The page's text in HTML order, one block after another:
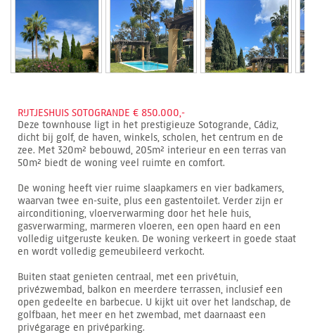
RIJTJESHUIS SOTOGRANDE € 850.000,-
Deze townhouse ligt in het prestigieuze Sotogrande, Cádiz,
dicht bij golf, de haven, winkels, scholen, het centrum en de
zee. Met 320m² bebouwd, 205m² interieur en een terras van
50m² biedt de woning veel ruimte en comfort.
De woning heeft vier ruime slaapkamers en vier badkamers,
waarvan twee en-suite, plus een gastentoilet. Verder zijn er
airconditioning, vloerverwarming door het hele huis,
gasverwarming, marmeren vloeren, een open haard en een
volledig uitgeruste keuken. De woning verkeert in goede staat
en wordt volledig gemeubileerd verkocht.
Buiten staat genieten centraal, met een privétuin,
privézwembad, balkon en meerdere terrassen, inclusief een
open gedeelte en barbecue. U kijkt uit over het landschap, de
golfbaan, het meer en het zwembad, met daarnaast een
privégarage en privéparking.